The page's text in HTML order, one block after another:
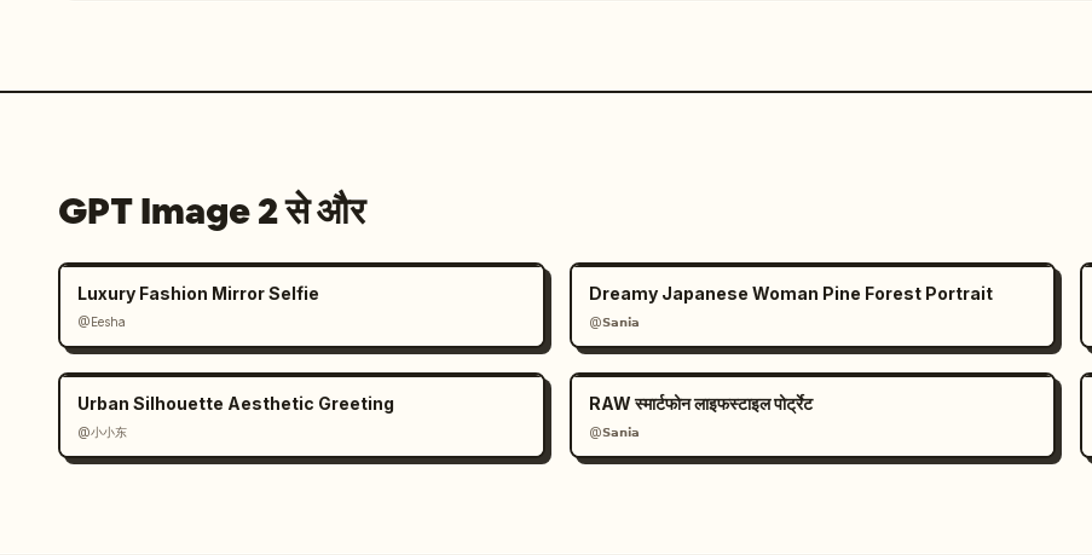
GPT Image 2 से और
Luxury Fashion Mirror Selfie
@Eesha
Dreamy Japanese Woman Pine Forest Portrait
@𝗦𝗮𝗻𝗶𝗮
Urban Silhouette Aesthetic Greeting
@小小东
RAW स्मार्टफोन लाइफस्टाइल पोर्ट्रेट
@𝗦𝗮𝗻𝗶𝗮